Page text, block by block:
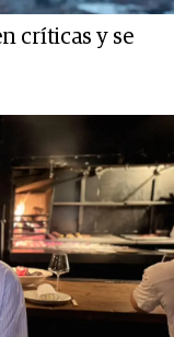
críticas y se